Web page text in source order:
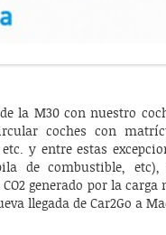
la M30 con nuestro
coches con
y entre estas
de combustible,
generado por la
llegada de Car2Go a